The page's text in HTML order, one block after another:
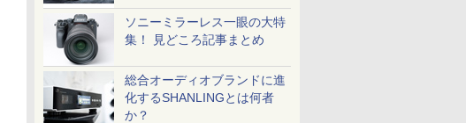
ソニーミラーレス一眼の大特
集！ 見どころ記事まとめ
総合オーディオブランドに進
化するSHANLINGとは何者
か？